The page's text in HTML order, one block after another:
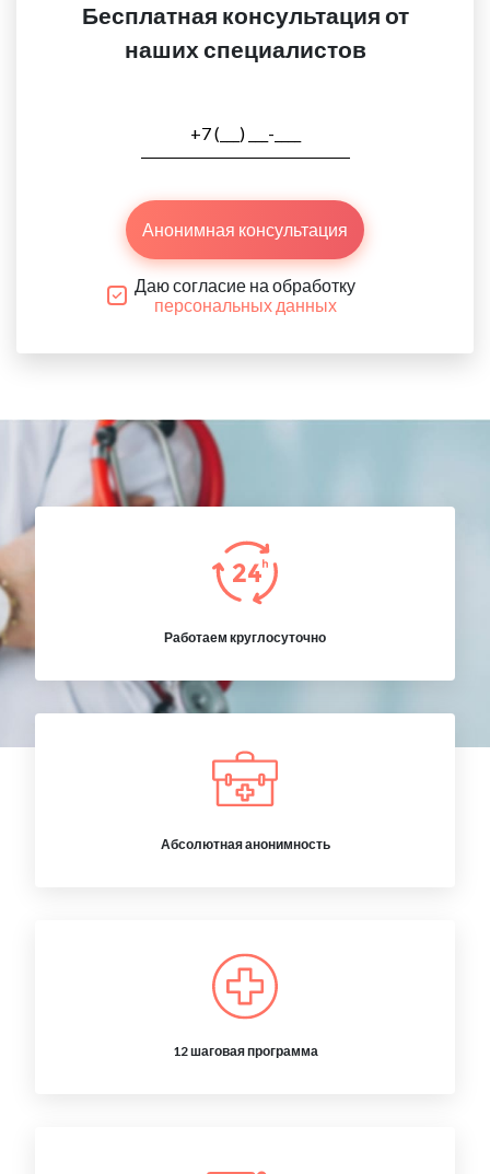
Бесплатная консультация от
наших специалистов
Анонимная консультация
Даю согласие на обработку
персональных данных
Работаем круглосуточно
Абсолютная анонимность
12 шаговая программа